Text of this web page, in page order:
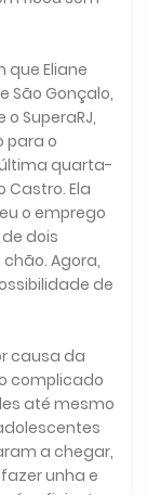
que Eliane
São Gonçalo,
SuperaRJ,
para o
quarta-
Castro. Ela
o emprego
dois
Agora,
de
causa da
complicado
até mesmo
a chegar,
unha e